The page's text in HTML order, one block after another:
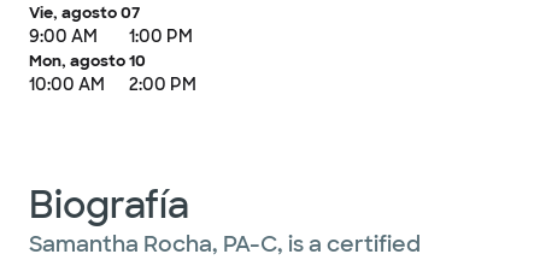
Vie, agosto 07
9:00 AM 1:00 PM
Mon, agosto 10
10:00 AM 2:00 PM
Biografía
Samantha Rocha, PA-C, is a certified